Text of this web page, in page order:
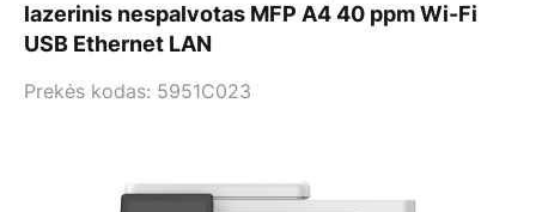
lazerinis nespalvotas MFP A4 40 ppm Wi-Fi
USB Ethernet LAN
Prekės kodas: 5951C023